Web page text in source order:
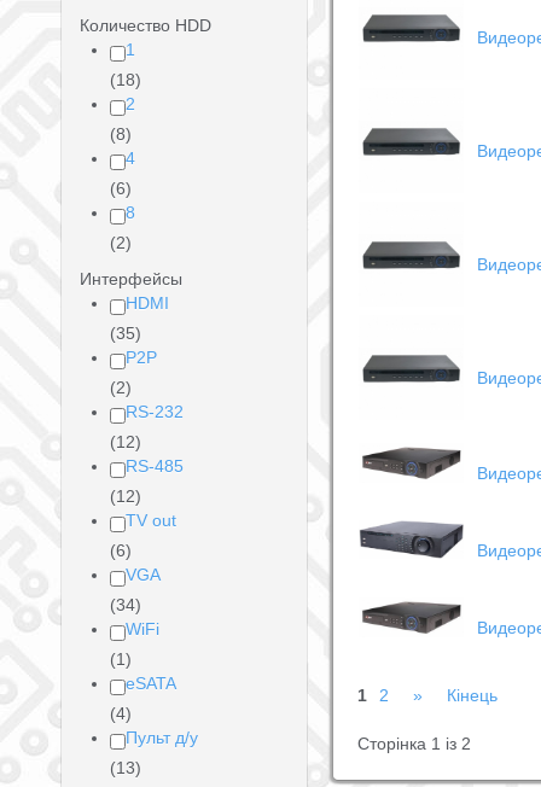
1 2 » Кінець
Сторінка 1 із 2
Количество HDD
1
(18)
2
(8)
4
(6)
8
(2)
Интерфейсы
HDMI
(35)
P2P
(2)
RS-232
(12)
RS-485
(12)
TV out
(6)
VGA
(34)
WiFi
(1)
eSATA
(4)
Пульт д/у
(13)